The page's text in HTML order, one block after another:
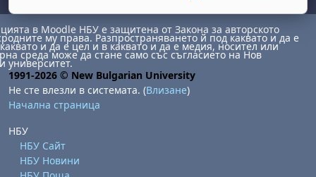
август
август8 август
неделя, 9 август
август
август
15 август
неделя, 16 август
август
август
22 август
неделя, 23 август
август
август
29 август
неделя, 30 август
в Moodle НБУ е защитена от Закона за авторското
му права. Разпространяването й под каквато и да е
и да е цел и в каквато и да е медия, носител или
среда може да стане само със съгласието на Нов
университет.
1991-2026 © New Bulgarian University
Не сте влезли в системата. (Влизане)
Начална страница
НБУ
НБУ Сайт
НБУ Новини